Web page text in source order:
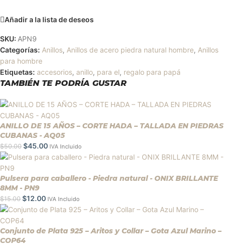
Añadir a la lista de deseos
SKU: APN9
Categorías: Anillos, Anillos de acero piedra natural hombre, Anillos
para hombre
Etiquetas: accesorios, anillo, para el, regalo para papá
TAMBIÉN TE PODRÍA GUSTAR
ANILLO DE 15 AÑOS – CORTE HADA – TALLADA EN PIEDRAS
CUBANAS - AQ05
$50.00 $45.00 IVA Incluido
Pulsera para caballero - Piedra natural - ONIX BRILLANTE
8MM - PN9
$15.00 $12.00 IVA Incluido
Conjunto de Plata 925 – Aritos y Collar – Gota Azul Marino –
COP64